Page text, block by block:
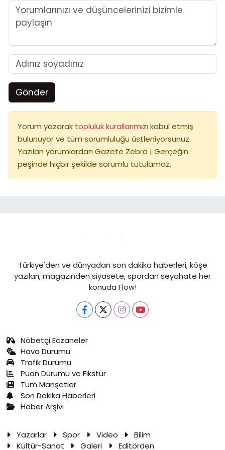
Gönder
Yorum yazarak topluluk kurallarımızı kabul etmiş
bulunuyor ve tüm sorumluluğu üstleniyorsunuz.
Yazılan yorumlardan Gazete Zebra | Gerçeğin
peşinde hiçbir şekilde sorumlu tutulamaz.
Türkiye'den ve dünyadan son dakika haberleri, köşe
yazıları, magazinden siyasete, spordan seyahate her
konuda Flow!
Nöbetçi Eczaneler
Hava Durumu
Trafik Durumu
Puan Durumu ve Fikstür
Tüm Manşetler
Son Dakika Haberleri
Haber Arşivi
Yazarlar Spor Video
Bilim
Kültür-Sanat
Galeri Editörden